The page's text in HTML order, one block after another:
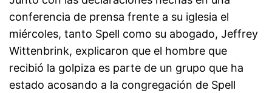
conferencia de prensa frente a su iglesia el
miércoles, tanto Spell como su abogado, Jeffrey
Wittenbrink, explicaron que el hombre que
recibió la golpiza es parte de un grupo que ha
estado acosando a la congregación de Spell